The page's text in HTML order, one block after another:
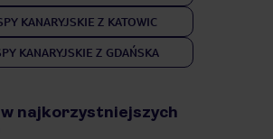
KANARYJSKIE Z KATOWIC
KANARYJSKIE Z GDAŃSKA
najkorzystniejszych